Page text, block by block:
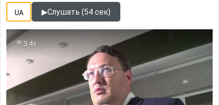
UA ▶Слушать (54 сек)
3.4т